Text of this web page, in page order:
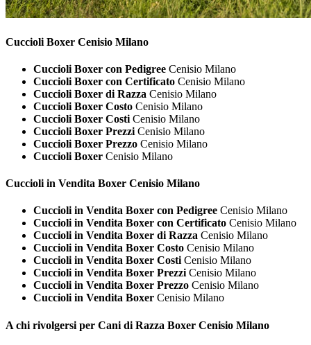
Cuccioli Boxer Cenisio Milano
Cuccioli Boxer con Pedigree Cenisio Milano
Cuccioli Boxer con Certificato Cenisio Milano
Cuccioli Boxer di Razza Cenisio Milano
Cuccioli Boxer Costo Cenisio Milano
Cuccioli Boxer Costi Cenisio Milano
Cuccioli Boxer Prezzi Cenisio Milano
Cuccioli Boxer Prezzo Cenisio Milano
Cuccioli Boxer Cenisio Milano
Cuccioli in Vendita Boxer Cenisio Milano
Cuccioli in Vendita Boxer con Pedigree Cenisio Milano
Cuccioli in Vendita Boxer con Certificato Cenisio Milano
Cuccioli in Vendita Boxer di Razza Cenisio Milano
Cuccioli in Vendita Boxer Costo Cenisio Milano
Cuccioli in Vendita Boxer Costi Cenisio Milano
Cuccioli in Vendita Boxer Prezzi Cenisio Milano
Cuccioli in Vendita Boxer Prezzo Cenisio Milano
Cuccioli in Vendita Boxer Cenisio Milano
A chi rivolgersi per Cani di Razza Boxer Cenisio Milano